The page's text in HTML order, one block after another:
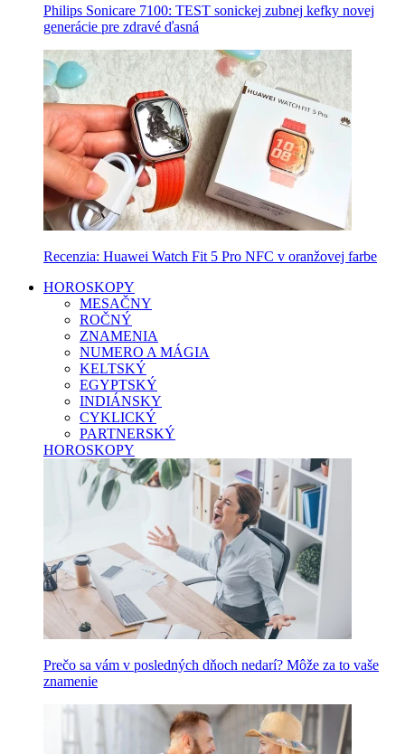
Philips Sonicare 7100: TEST sonickej zubnej kefky novej
generácie pre zdravé ďasná
Recenzia: Huawei Watch Fit 5 Pro NFC v oranžovej farbe
HOROSKOPY
MESAČNY
ROČNÝ
ZNAMENIA
NUMERO A MÁGIA
KELTSKÝ
EGYPTSKÝ
INDIÁNSKY
CYKLICKÝ
PARTNERSKÝ
HOROSKOPY
Prečo sa vám v posledných dňoch nedarí? Môže za to vaše
znamenie